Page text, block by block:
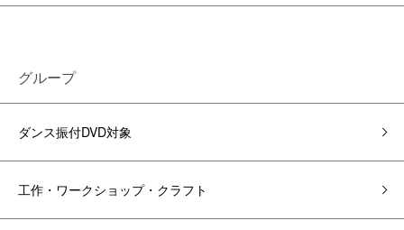
グループ
ダンス振付DVD対象
工作・ワークショップ・クラフト